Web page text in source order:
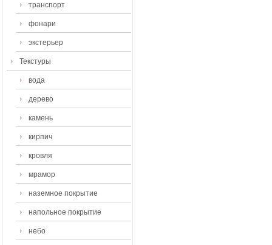
транспорт
фонари
экстерьер
Текстуры
вода
дерево
камень
кирпич
кровля
мрамор
наземное покрытие
напольное покрытие
небо